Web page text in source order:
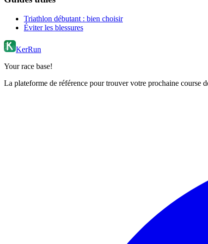
Triathlon débutant : bien choisir
Éviter les blessures
KerRun
Your race base!
La plateforme de référence pour trouver votre prochaine course